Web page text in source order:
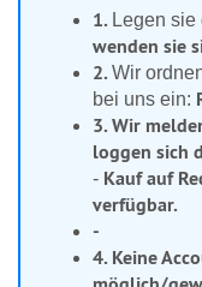
1. Legen
wenden sie
2.Wir
bei uns ein:
3.Wir
loggen sich
- Kauf auf
verfügbar.
-
4. Keine